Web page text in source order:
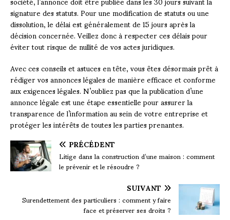
signature des statuts. Pour une modification de statuts ou une
dissolution, le délai est généralement de 15 jours après la
décision concernée. Veillez donc à respecter ces délais pour
éviter tout risque de nullité de vos actes juridiques.
Avec ces conseils et astuces en tête, vous êtes désormais prêt à
rédiger vos annonces légales de manière efficace et conforme
aux exigences légales. N’oubliez pas que la publication d’une
annonce légale est une étape essentielle pour assurer la
transparence de l’information au sein de votre entreprise et
protéger les intérêts de toutes les parties prenantes.
PRÉCÉDENT
Litige dans la construction d’une maison : comment
le prévenir et le résoudre ?
SUIVANT
Surendettement des particuliers : comment y faire
face et préserver ses droits ?